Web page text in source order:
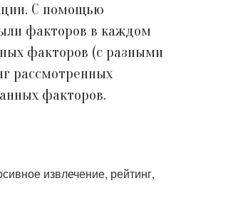
С помощью
факторов в каждом
факторов (с разными
рассмотренных
факторов.
извлечение, рейтинг,